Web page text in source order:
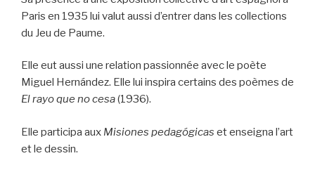
Paris en 1935 lui valut aussi d’entrer dans les collections
du Jeu de Paume.
Elle eut aussi une relation passionnée avec le poète
Miguel Hernández. Elle lui inspira certains des poèmes de
El rayo que no cesa(1936).
Elle participa aux Misiones pedagógicas et enseigna l’art
et le dessin.